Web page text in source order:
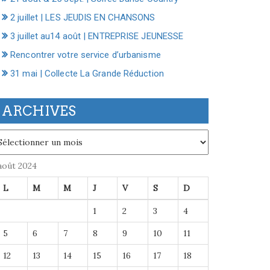
2 juillet | LES JEUDIS EN CHANSONS
3 juillet au14 août | ENTREPRISE JEUNESSE
Rencontrer votre service d’urbanisme
31 mai | Collecte La Grande Réduction
ARCHIVES
2024
L M M J V S D
1 2 3 4
5 6 7 8 9 10 11
12 13 14 15 16 17 18